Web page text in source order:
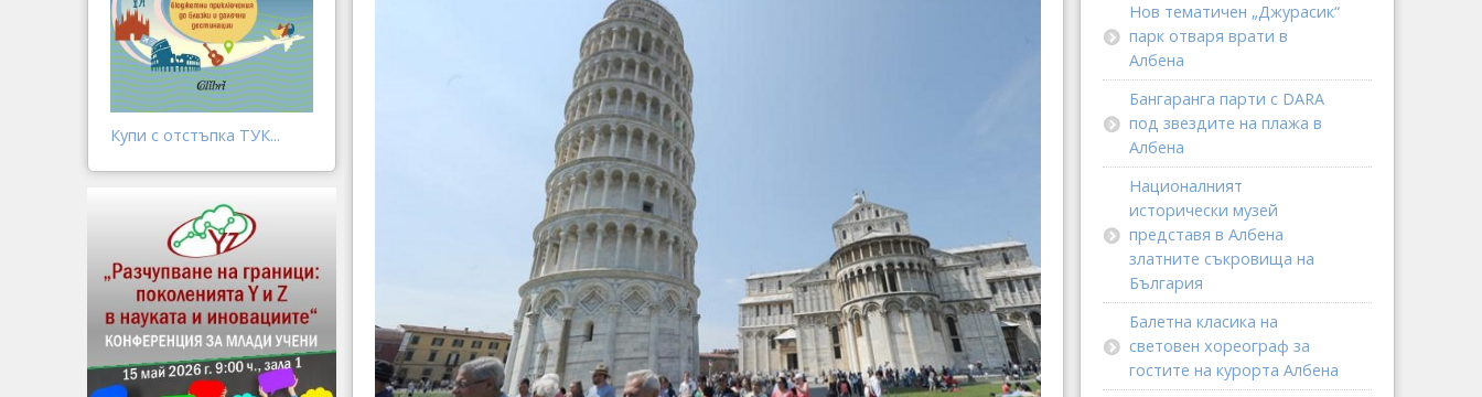
Купи с отстъпка ТУК...
Нов тематичен „Джурасик“
парк отваря врати в
Албена
Бангаранга парти с DARA
под звездите на плажа в
Албена
Националният
исторически музей
представя в Албена
златните съкровища на
България
Балетна класика на
световен хореограф за
гостите на курорта Албена